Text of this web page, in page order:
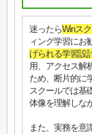
迷ったらWinス
ィング学習にお
げられる学習設
用、アクセス解
ため、断片的に
スクールでは基
体像を理解しな
また、実務を意